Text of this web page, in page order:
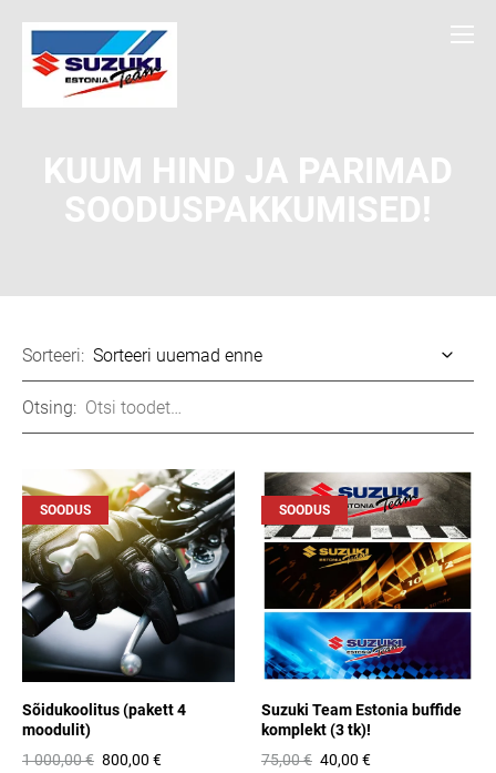
KUUM HIND JA PARIMAD
SOODUSPAKKUMISED!
Sorteeri:
Otsing:
SOODUS
Sõidukoolitus (pakett 4
moodulit)
1 000,00 € 800,00 €
SOODUS
Suzuki Team Estonia buffide
komplekt (3 tk)!
75,00 € 40,00 €